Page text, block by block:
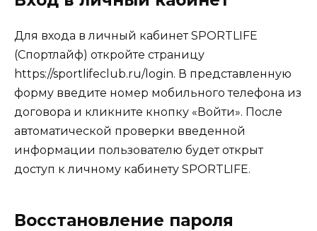
Для входа в личный кабинет SPORTLIFE
(Спортлайф) откройте страницу
https://sportlifeclub.ru/login. В представленную
форму введите номер мобильного телефона из
договора и кликните кнопку «Войти». После
автоматической проверки введенной
информации пользователю будет открыт
доступ к личному кабинету SPORTLIFE.
Восстановление пароля